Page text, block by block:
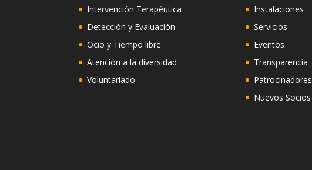
Intervención Terapéutica
Detección y Evaluación
Ocio y Tiempo libre
Atención a la diversidad
Voluntariado
Instalaciones
Servicios
Eventos
Transparencia
Patrocinadores
Nuevos Socios